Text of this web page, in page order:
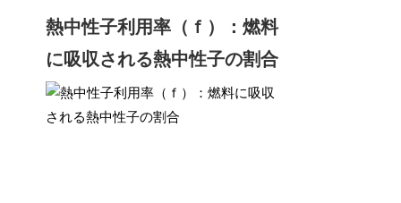
熱中性子利用率（ｆ）：燃料
に吸収される熱中性子の割合